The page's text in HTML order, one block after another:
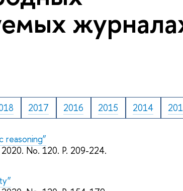
2017 2016 2015 2014
reasoning”
2020. No. 120. P. 209-224.